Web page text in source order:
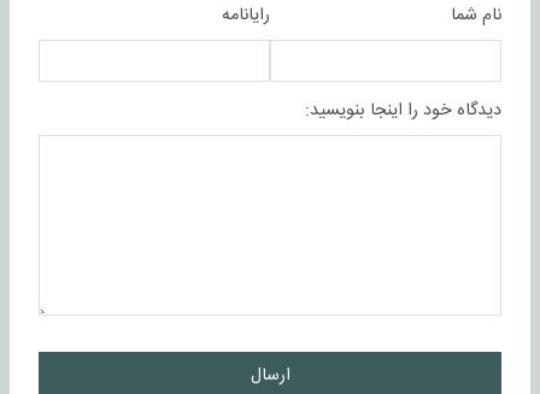
نام شما رایانامه
دیدگاه خود را اینجا بنویسید:
ارسال